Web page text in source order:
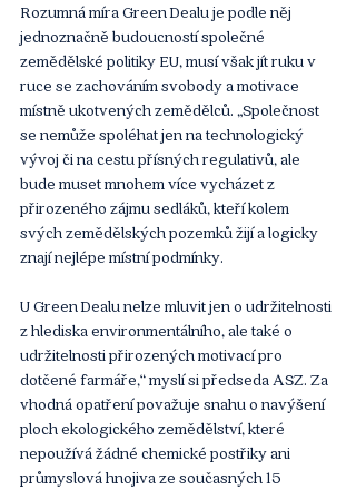
Rozumná míra Green Dealu je podle něj
jednoznačně budoucností společné
zemědělské politiky EU, musí však jít ruku v
ruce se zachováním svobody a motivace
místně ukotvených zemědělců. „Společnost
se nemůže spoléhat jen na technologický
vývoj či na cestu přísných regulativů, ale
bude muset mnohem více vycházet z
přirozeného zájmu sedláků, kteří kolem
svých zemědělských pozemků žijí a logicky
znají nejlépe místní podmínky.
U Green Dealu nelze mluvit jen o udržitelnosti
z hlediska environmentálního, ale také o
udržitelnosti přirozených motivací pro
dotčené farmáře,“ myslí si předseda ASZ. Za
vhodná opatření považuje snahu o navýšení
ploch ekologického zemědělství, které
nepoužívá žádné chemické postřiky ani
průmyslová hnojiva ze současných 15